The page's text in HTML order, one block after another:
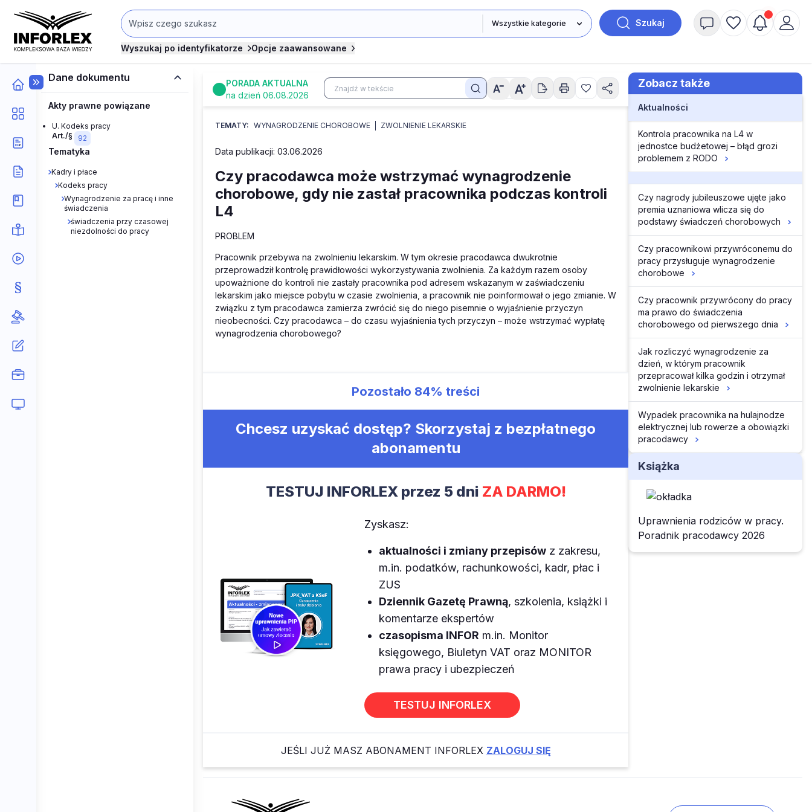
Szukaj
Wyszukaj po identyfikatorze Opcje zaawansowane
Dane dokumentu
Akty prawne powiązane
U. Kodeks pracy
Art./§
92
Tematyka
Kadry i płace
Kodeks pracy
Wynagrodzenie za pracę i inne
świadczenia
świadczenia przy czasowej
niezdolności do pracy
PORADA AKTUALNA
na dzień 06.08.2026
TEMATY: WYNAGRODZENIE CHOROBOWE ZWOLNIENIE LEKARSKIE
Data publikacji: 03.06.2026
Czy pracodawca może wstrzymać wynagrodzenie
chorobowe, gdy nie zastał pracownika podczas kontroli
L4
PROBLEM
Pracownik przebywa na zwolnieniu lekarskim. W tym okresie pracodawca dwukrotnie
przeprowadził kontrolę prawidłowości wykorzystywania zwolnienia. Za każdym razem osoby
upoważnione do kontroli nie zastały pracownika pod adresem wskazanym w zaświadczeniu
lekarskim jako miejsce pobytu w czasie zwolnienia, a pracownik nie poinformował o jego zmianie. W
związku z tym pracodawca zamierza zwrócić się do niego pisemnie o wyjaśnienie przyczyn
nieobecności. Czy pracodawca – do czasu wyjaśnienia tych przyczyn – może wstrzymać wypłatę
wynagrodzenia chorobowego?
Pozostało 84% treści
Chcesz uzyskać dostęp? Skorzystaj z bezpłatnego
abonamentu
TESTUJ INFORLEX przez 5 dni ZA DARMO!
Zyskasz:
aktualności i zmiany przepisówz zakresu,
m.in. podatków, rachunkowości, kadr, płac i
ZUS
Dziennik Gazetę Prawną, szkolenia, książki i
komentarze ekspertów
czasopisma INFOR m.in. Monitor
księgowego, Biuletyn VAT oraz MONITOR
prawa pracy i ubezpieczeń
TESTUJ INFORLEX
JEŚLI JUŻ MASZ ABONAMENT INFORLEX ZALOGUJ SIĘ
Zobacz także
Aktualności
Kontrola pracownika na L4 w
jednostce budżetowej – błąd grozi
problemem z RODO
Czy nagrody jubileuszowe ujęte jako
premia uznaniowa wlicza się do
podstawy świadczeń chorobowych
Czy pracownikowi przywróconemu do
pracy przysługuje wynagrodzenie
chorobowe
Czy pracownik przywrócony do pracy
ma prawo do świadczenia
chorobowego od pierwszego dnia
Jak rozliczyć wynagrodzenie za
dzień, w którym pracownik
przepracował kilka godzin i otrzymał
zwolnienie lekarskie
Wypadek pracownika na hulajnodze
elektrycznej lub rowerze a obowiązki
pracodawcy
Książka
Uprawnienia rodziców w pracy.
Poradnik pracodawcy 2026